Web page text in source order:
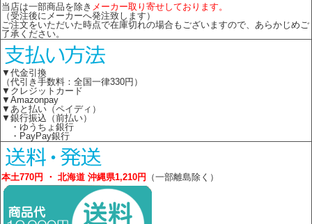
当店は一部商品を除き メーカー取り寄せしております。
（受注後にメーカーへ発注致します）
ご注文をいただいた時点で在庫切れの場合もございますので、あらかじめご
了承ください。
▼代金引換
（代引き手数料：全国一律330円）
▼クレジットカード
▼Amazonpay
▼あと払い（ペイディ）
▼銀行振込（前払い）
・ゆうちょ銀行
・PayPay銀行
本土770円 ・ 北海道 沖縄県1,210円 （一部離島除く）